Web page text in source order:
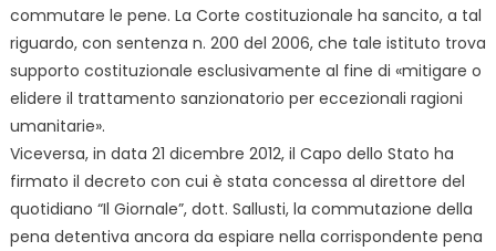
commutare le pene. La Corte costituzionale ha sancito, a tal
riguardo, con sentenza n. 200 del 2006, che tale istituto trova
supporto costituzionale esclusivamente al fine di «mitigare o
elidere il trattamento sanzionatorio per eccezionali ragioni
umanitarie».
Viceversa, in data 21 dicembre 2012, il Capo dello Stato ha
firmato il decreto con cui è stata concessa al direttore del
quotidiano “Il Giornale”, dott. Sallusti, la commutazione della
pena detentiva ancora da espiare nella corrispondente pena